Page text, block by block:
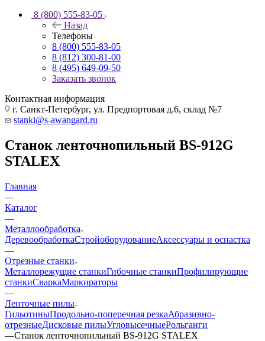
8 (800) 555-83-05
Назад
Телефоны
8 (800) 555-83-05
8 (812) 300-81-00
8 (495) 649-09-50
Заказать звонок
Контактная информация
г. Санкт-Петербург, ул. Предпортовая д.6, склад №7
stanki@s-awangard.ru
Станок ленточнопильный BS-912G
STALEX
Главная
—
Каталог
—
Металлообработка
ДеревообработкаСтройоборудованиеАксeccyapы и оснастка
—
Отрезные станки
Металлорежущие станкиГибочные станкиПрофилирующие
станкиСваркаМаркираторы
—
Ленточные пилы
ГильотиныПродольно-поперечная резкаАбразивно-
отрезныеДисковые пилыУгловысечныеРольганги
—Станок ленточнопильный BS-912G STALEX